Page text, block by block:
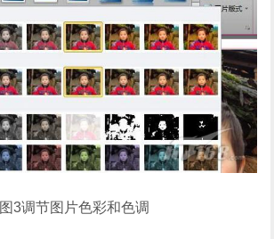
图3调节图片色彩和色调